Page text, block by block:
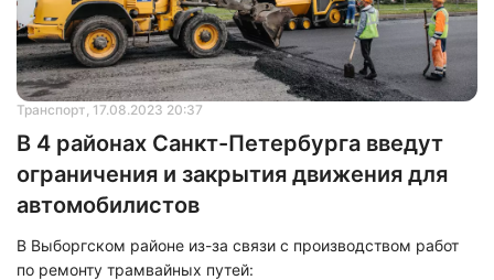
Транспорт, 17.08.2023 20:37
В 4 районах Санкт-Петербурга введут
ограничения и закрытия движения для
автомобилистов
В Выборгском районе из-за связи с производством работ
по ремонту трамвайных путей:
Нажимая на кнопку "Отправить" вы
соглашаетесь с